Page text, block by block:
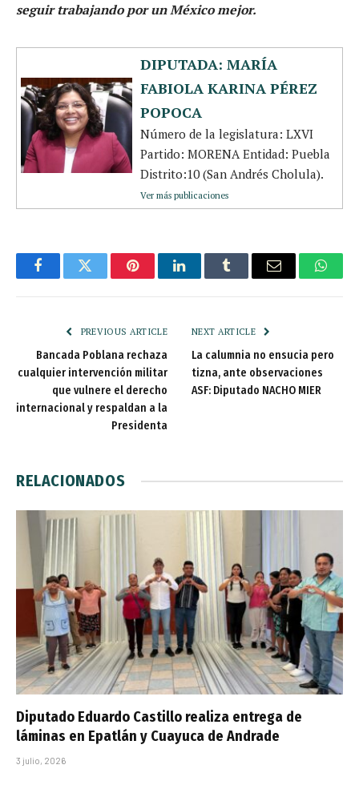
seguir trabajando por un México mejor.
DIPUTADA: MARÍA
FABIOLA KARINA PÉREZ
POPOCA
Número de la legislatura: LXVI
Partido: MORENA Entidad: Puebla
Distrito:10 (San Andrés Cholula).
Ver más publicaciones
FacebookTwitter PinterestLinkedInTumblr Email
PREVIOUS ARTICLE
Bancada Poblana rechaza
cualquier intervención militar
que vulnere el derecho
internacional y respaldan a la
Presidenta
NEXT ARTICLE
La calumnia no ensucia pero
tizna, ante observaciones
ASF: Diputado NACHO MIER
RELACIONADOS
Diputado Eduardo Castillo realiza entrega de
láminas en Epatlán y Cuayuca de Andrade
3 julio, 2026